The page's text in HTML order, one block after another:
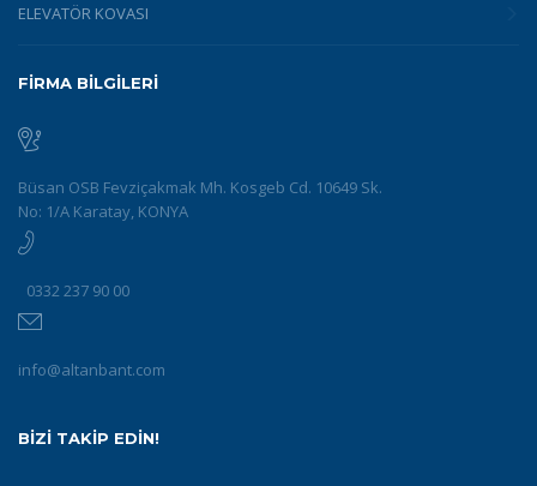
ELEVATÖR KOVASI
FİRMA BİLGİLERİ
Büsan OSB Fevziçakmak Mh. Kosgeb Cd. 10649 Sk.
No: 1/A Karatay, KONYA
0332 237 90 00
info@altanbant.com
BİZİ TAKİP EDİN!